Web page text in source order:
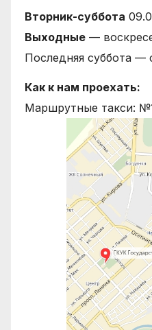
Вторник-суббота
Выходные —
Последняя суббота —
Как к нам проехать:
Маршрутные такси: